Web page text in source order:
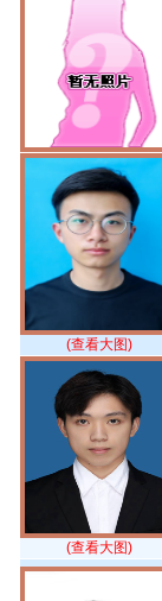
(查看大图)
(查看大图)